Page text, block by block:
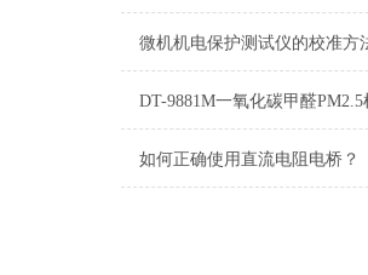
如何正确使用直流电阻电桥？